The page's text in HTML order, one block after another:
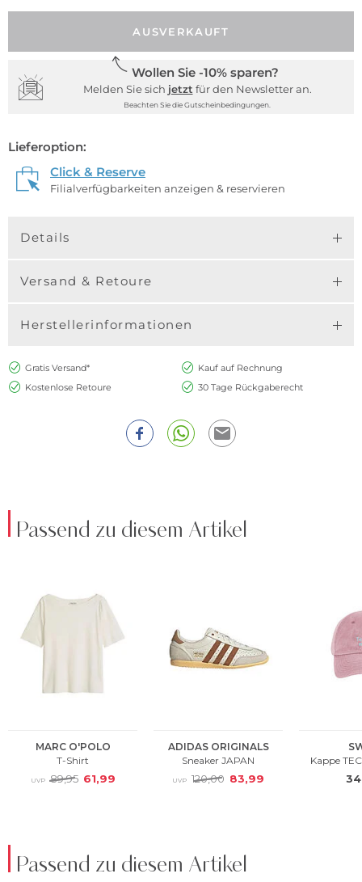
AUSVERKAUFT
Wollen Sie -10% sparen?
Melden Sie sich jetzt für den Newsletter an.
Beachten Sie die Gutscheinbedingungen.
Lieferoption:
Click & Reserve
Filialverfügbarkeiten anzeigen & reservieren
Details
Versand & Retoure
Herstellerinformationen
Gratis Versand*
Kauf auf Rechnung
Kostenlose Retoure
30 Tage Rückgaberecht
Passend zu diesem Artikel
Passend zu diesem Artikel